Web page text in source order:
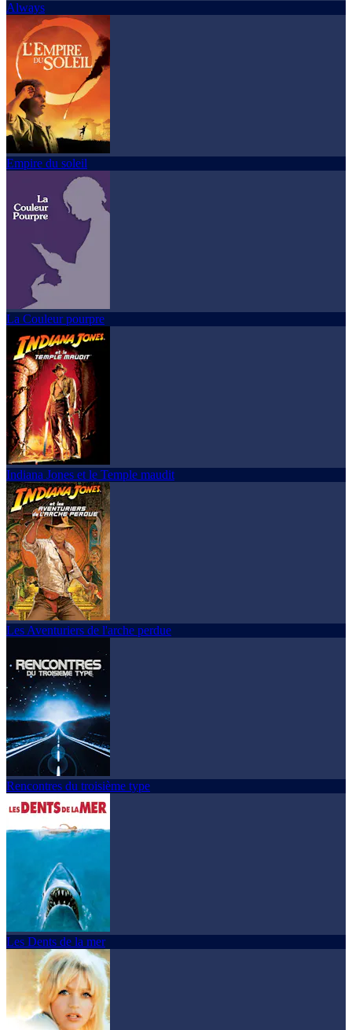
Always
Empire du soleil
La Couleur pourpre
Indiana Jones et le Temple maudit
Les Aventuriers de l'arche perdue
Rencontres du troisième type
Les Dents de la mer